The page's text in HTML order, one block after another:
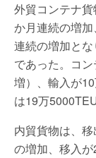
外貿コンテナ
か月連続の増
連続の増加とな
であった。コ
増）、輸入が
は19万
内貿貨物は、
の増加、移入